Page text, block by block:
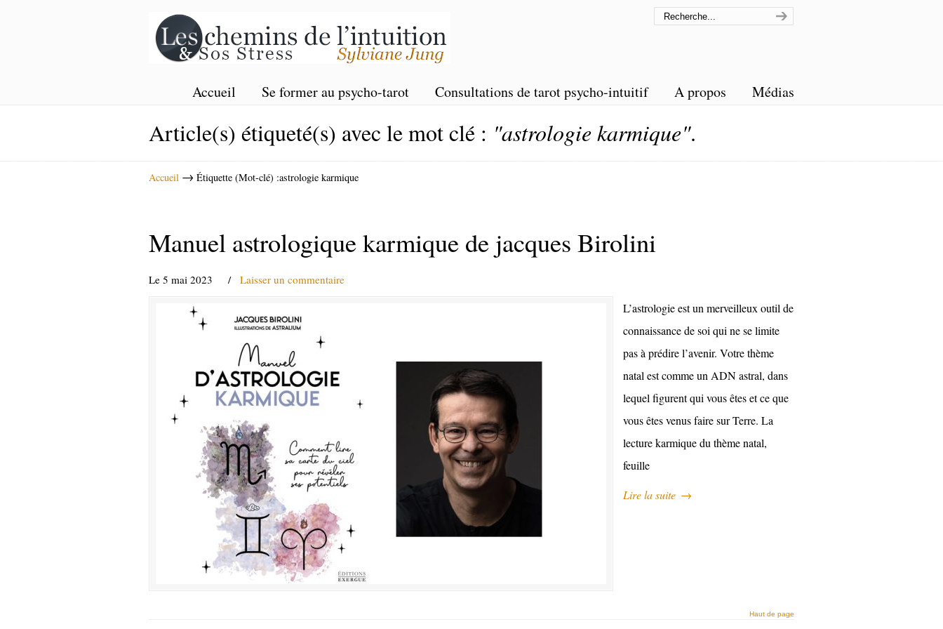
Accueil Se former au psycho-tarot Consultations de tarot psycho-intuitif A propos Médias
Article(s) étiqueté(s) avec le mot clé : "astrologie karmique".
Accueil → Étiquette (Mot-clé) :astrologie karmique
Manuel astrologique karmique de jacques Birolini
Le 5 mai 2023 / Laisser un commentaire
L’astrologie est un merveilleux outil de
connaissance de soi qui ne se limite
pas à prédire l’avenir. Votre thème
natal est comme un ADN astral, dans
lequel figurent qui vous êtes et ce que
vous êtes venus faire sur Terre. La
lecture karmique du thème natal,
feuille
Lire la suite →
Haut de page